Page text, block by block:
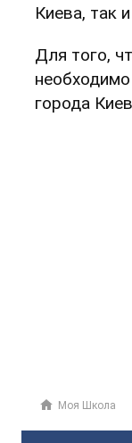
Киева, так
Для того,
города
Моя Школа